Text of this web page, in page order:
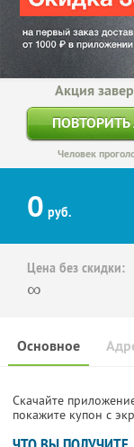
Акция
Человек
0 руб.
Цена без скидки:
∞
Основное
Скачайте
покажите купон с